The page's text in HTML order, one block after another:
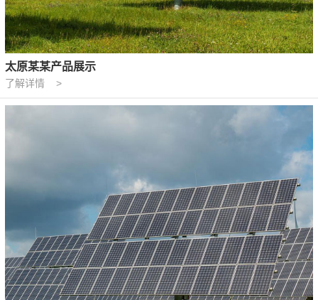
太原某某产品展示
了解详情 >